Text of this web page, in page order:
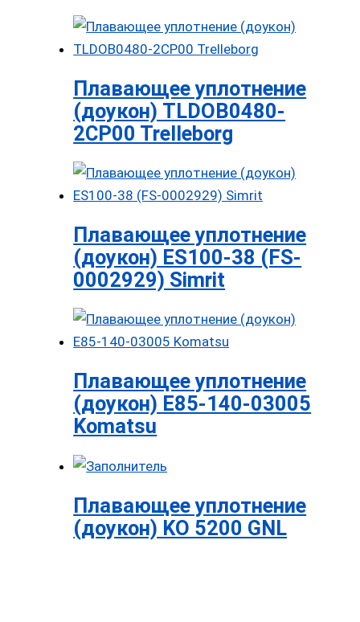
Плавающее уплотнение
(доукон) TLDOB0480-
2CP00 Trelleborg
Плавающее уплотнение
(доукон) ES100-38 (FS-
0002929) Simrit
Плавающее уплотнение
(доукон) E85-140-03005
Komatsu
Плавающее уплотнение
(доукон) KO 5200 GNL